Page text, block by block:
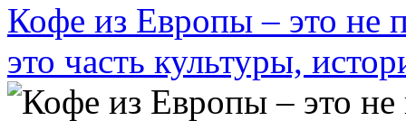
Кофе из Европы – это не
это часть культуры,